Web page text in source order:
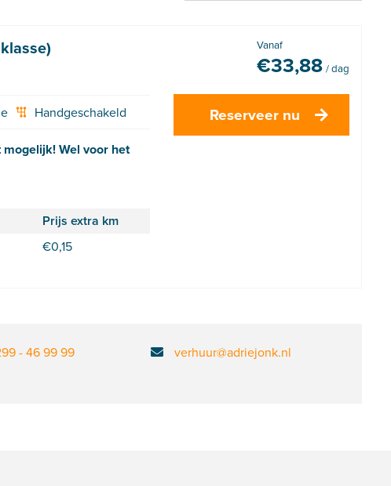
Handgeschakeld
Wel voor het
Prijs extra km
€0,15
Vanaf
€33,88 / dag
Reserveer nu
- 46 99 99 verhuur@adriejonk.nl